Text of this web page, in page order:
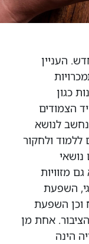
העניין
כגון
הצמודים
נחשב לנושא
ולחקור
מזוויות
השפעת
וכן השפעת
אחת מן
הינה